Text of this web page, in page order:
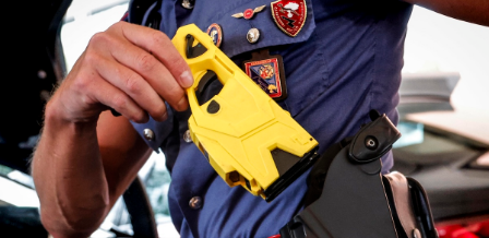
Economia
Sport
Altrecose
Mondiali calcio 2026
PODCAST
NEWSLETTER